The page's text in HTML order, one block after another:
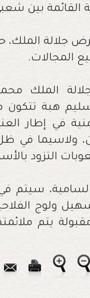
القائمة بين
جلالة الملك،
المجالات.
الملك
في إطار
ولاسيما في
التزود
السامية، سيتم
ولوج
يتم